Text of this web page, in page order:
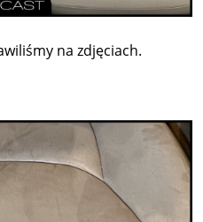
na zdjęciach.